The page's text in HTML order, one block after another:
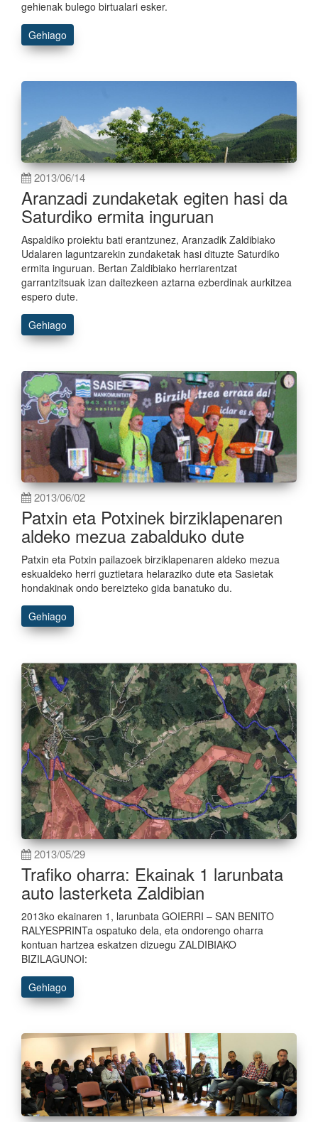
gehienak bulego birtualari esker.
Gehiago
2013/06/14
Aranzadi zundaketak egiten hasi da
Saturdiko ermita inguruan
Aspaldiko proiektu bati erantzunez, Aranzadik Zaldibiako
Udalaren laguntzarekin zundaketak hasi dituzte Saturdiko
ermita inguruan. Bertan Zaldibiako herriarentzat
garrantzitsuak izan daitezkeen aztarna ezberdinak aurkitzea
espero dute.
Gehiago
2013/06/02
Patxin eta Potxinek birziklapenaren
aldeko mezua zabalduko dute
Patxin eta Potxin pailazoek birziklapenaren aldeko mezua
eskualdeko herri guztietara helaraziko dute eta Sasietak
hondakinak ondo bereizteko gida banatuko du.
Gehiago
2013/05/29
Trafiko oharra: Ekainak 1 larunbata
auto lasterketa Zaldibian
2013ko ekainaren 1, larunbata GOIERRI – SAN BENITO
RALYESPRINTa ospatuko dela, eta ondorengo oharra
kontuan hartzea eskatzen dizuegu ZALDIBIAKO
BIZILAGUNOI:
Gehiago